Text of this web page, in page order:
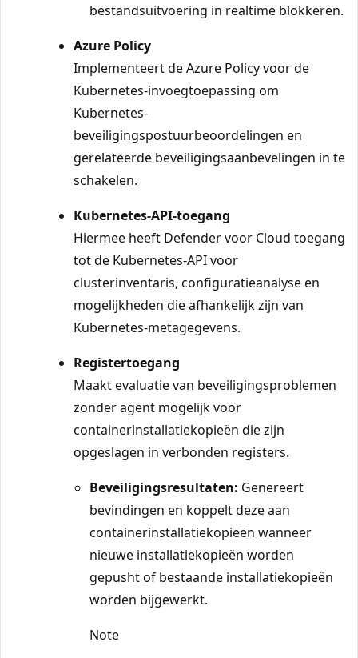
bestandsuitvoering in realtime blokkeren.
Azure Policy
Implementeert de Azure Policy voor de
Kubernetes-invoegtoepassing om
Kubernetes-
beveiligingspostuurbeoordelingen en
gerelateerde beveiligingsaanbevelingen in te
schakelen.
Kubernetes-API-toegang
Hiermee heeft Defender voor Cloud toegang
tot de Kubernetes-API voor
clusterinventaris, configuratieanalyse en
mogelijkheden die afhankelijk zijn van
Kubernetes-metagegevens.
Registertoegang
Maakt evaluatie van beveiligingsproblemen
zonder agent mogelijk voor
containerinstallatiekopieën die zijn
opgeslagen in verbonden registers.
Beveiligingsresultaten: Genereert
bevindingen en koppelt deze aan
containerinstallatiekopieën wanneer
nieuwe installatiekopieën worden
gepusht of bestaande installatiekopieën
worden bijgewerkt.
Note